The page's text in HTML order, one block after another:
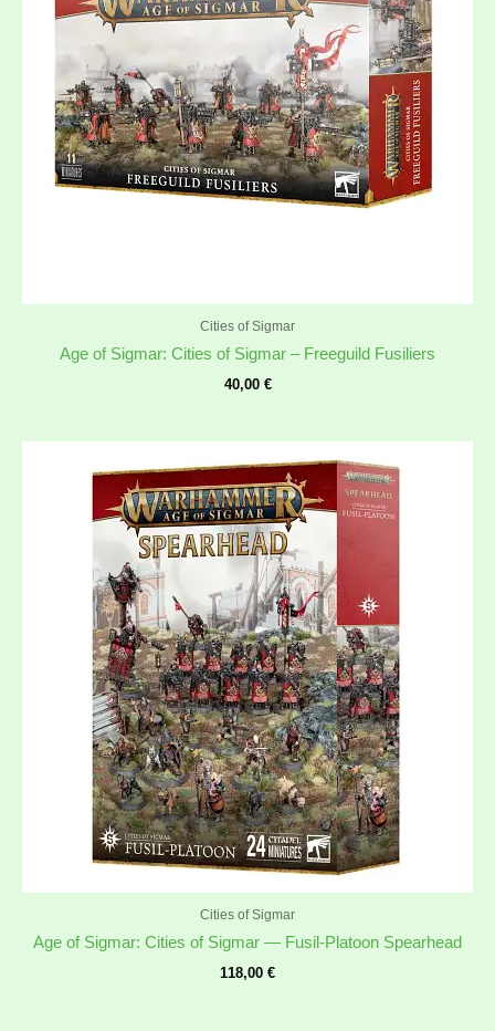
Cities of Sigmar
Age of Sigmar: Cities of Sigmar – Freeguild Fusiliers
40,00 €
Cities of Sigmar
Age of Sigmar: Cities of Sigmar — Fusil-Platoon Spearhead
118,00 €